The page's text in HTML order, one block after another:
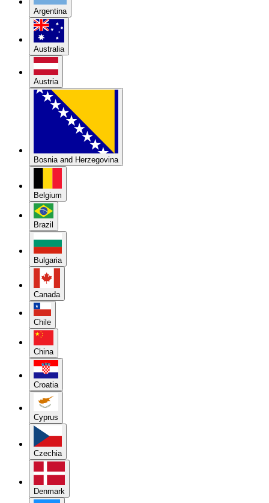
Argentina
Australia
Austria
Bosnia and Herzegovina
Belgium
Brazil
Bulgaria
Canada
Chile
China
Croatia
Cyprus
Czechia
Denmark